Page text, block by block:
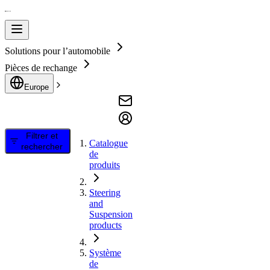
Solutions pour l’automobile
Pièces de rechange
Europe
Filtrer et
rechercher
Catalogue
de
produits
Steering
and
Suspension
products
Système
de